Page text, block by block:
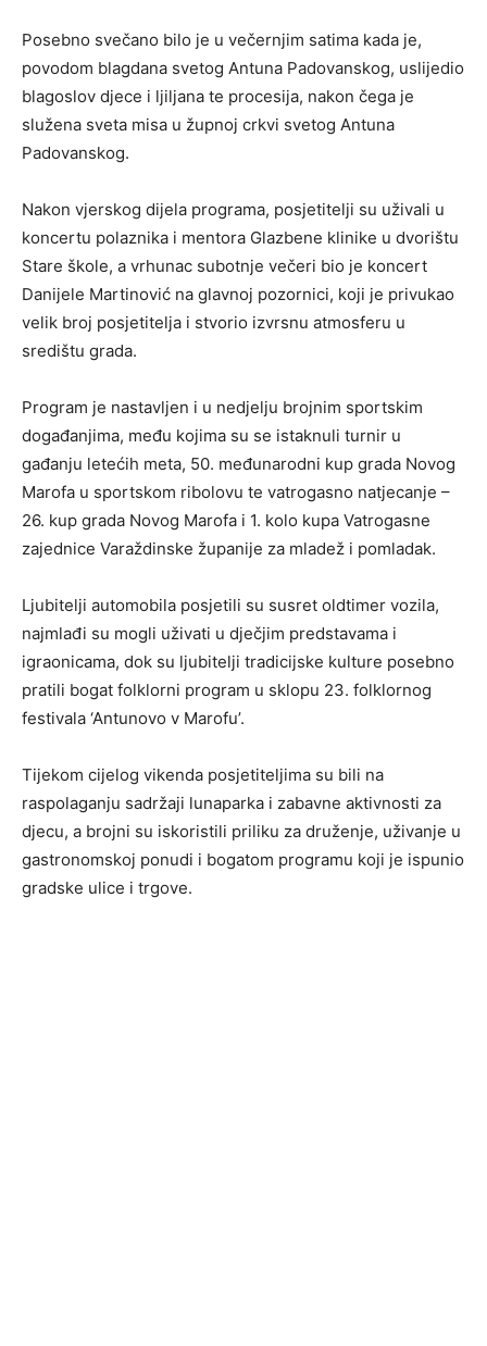
Posebno svečano bilo je u večernjim satima kada je,
povodom blagdana svetog Antuna Padovanskog, uslijedio
blagoslov djece i ljiljana te procesija, nakon čega je
služena sveta misa u župnoj crkvi svetog Antuna
Padovanskog.
Nakon vjerskog dijela programa, posjetitelji su uživali u
koncertu polaznika i mentora Glazbene klinike u dvorištu
Stare škole, a vrhunac subotnje večeri bio je koncert
Danijele Martinović na glavnoj pozornici, koji je privukao
velik broj posjetitelja i stvorio izvrsnu atmosferu u
središtu grada.
Program je nastavljen i u nedjelju brojnim sportskim
događanjima, među kojima su se istaknuli turnir u
gađanju letećih meta, 50. međunarodni kup grada Novog
Marofa u sportskom ribolovu te vatrogasno natjecanje –
26. kup grada Novog Marofa i 1. kolo kupa Vatrogasne
zajednice Varaždinske županije za mladež i pomladak.
Ljubitelji automobila posjetili su susret oldtimer vozila,
najmlađi su mogli uživati u dječjim predstavama i
igraonicama, dok su ljubitelji tradicijske kulture posebno
pratili bogat folklorni program u sklopu 23. folklornog
festivala ‘Antunovo v Marofu’.
Tijekom cijelog vikenda posjetiteljima su bili na
raspolaganju sadržaji lunaparka i zabavne aktivnosti za
djecu, a brojni su iskoristili priliku za druženje, uživanje u
gastronomskoj ponudi i bogatom programu koji je ispunio
gradske ulice i trgove.